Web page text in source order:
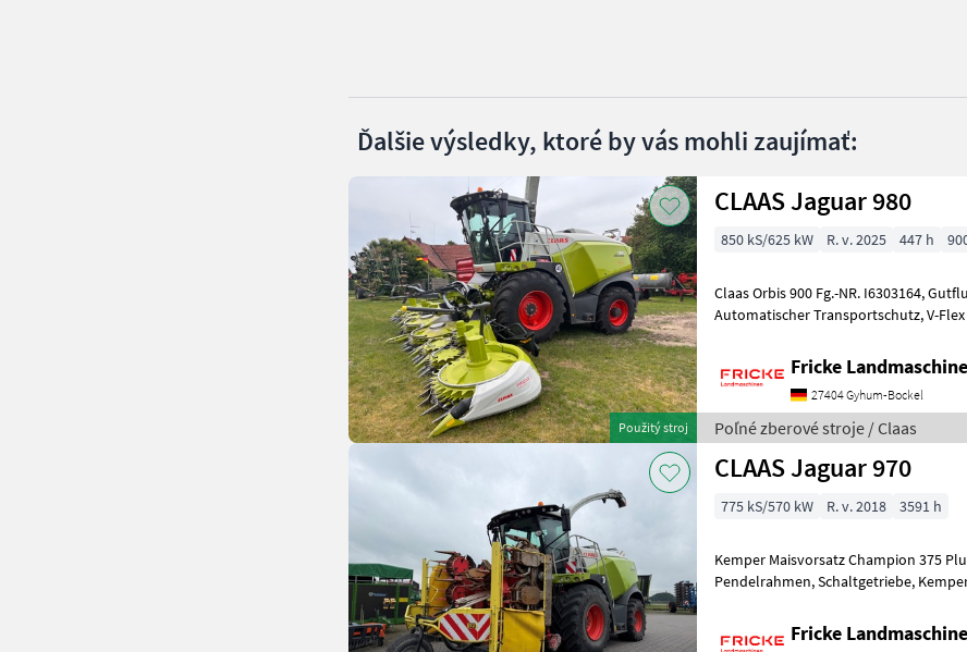
Ďalšie výsledky, ktoré by vás mohli zaujímať:
Použitý stroj
CLAAS Jaguar 980
850 kS/625 kW R. v. 2025 447 h
Claas Orbis 900 Fg.-NR. I6303164, Gutfluss Premium Line, AutoPilot,
Automatischer Transportschutz, V-Flex 36, Gutfluss XL Premuim Line
Fricke
27404 Gyhum-Bockel
Poľné zberové stroje / Claas
CLAAS Jaguar 970
775 kS/570 kW R. v. 2018 3591 h
Kemper Maisvorsatz Champion 375
Pendelrahmen, Schaltgetriebe, Kemper 1 Rad Transportrad,
Fricke